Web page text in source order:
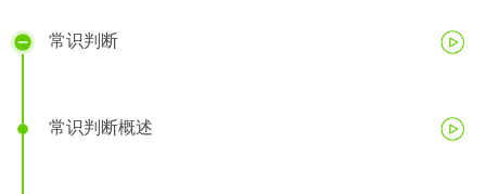
常识判断
常识判断概述